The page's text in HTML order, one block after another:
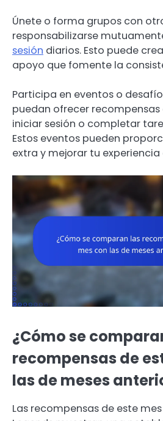
Únete o forma grupos con
responsabilizarse
sesión diarios. Esto puede
apoyo que fomente la
Participa en eventos o
puedan ofrecer
iniciar sesión o completar
Estos eventos pueden
extra y mejorar tu experiencia
¿Cómo se
recompensas de
las de meses
Las recompensas de este mes